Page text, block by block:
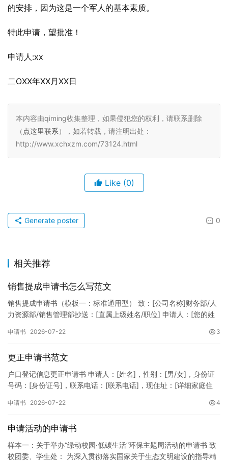
的安排，因为这是一个军人的基本素质。
特此申请，望批准！
申请人:xx
二OXX年XX月XX日
本内容由qiming收集整理，如果侵犯您的权利，请联系删除
（ 点这里联系），如若转载，请注明出处：
http://www.xchxzm.com/73124.html
Like (0)
0
Generate poster
相关推荐
销售提成申请书怎么写范文
销售提成申请书（模板一：标准通用型） 致：[公司名称]财务部/人
力资源部/销售管理部抄送：[直属上级姓名/职位] 申请人：[您的姓
申请书 2026-07-22 3
更正申请书范文
户口登记信息更正申请书 申请人：[姓名]，性别：[男/女]，身份证
号码：[身份证号]，联系电话：[联系电话]，现住址：[详细家庭住
申请书 2026-07-22 4
申请活动的申请书
样本一：关于举办“绿动校园·低碳生活”环保主题周活动的申请书 致
校团委、学生处： 为深入贯彻落实国家关于生态文明建设的指导精